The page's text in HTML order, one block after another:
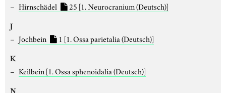
Hirnschädel
25 [1. Neurocranium (Deutsch)]
J
Jochbein 1 [1. Ossa parietalia (Deutsch)]
K
Keilbein [1. Ossa sphenoidalia (Deutsch)]